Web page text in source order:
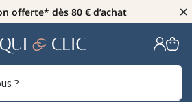
offerte* dès 80 € d’achat ×